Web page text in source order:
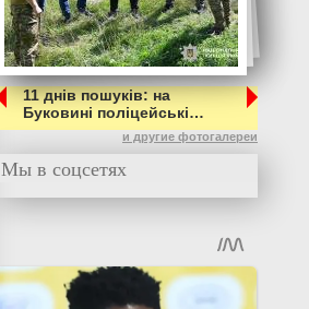
11 днів пошуків: на
Буковині поліцейські…
и другие фотогалереи
Мы в соцсетях